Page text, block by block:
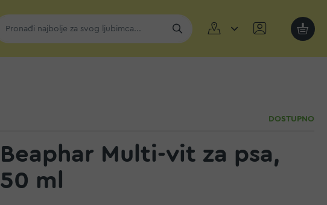
Moja
DOSTUPNO
Beaphar Multi-vit za psa,
50 ml